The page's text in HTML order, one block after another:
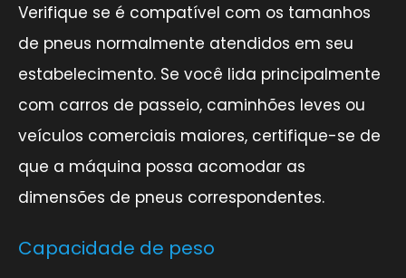
Verifique se é compatível com os tamanhos
de pneus normalmente atendidos em seu
estabelecimento. Se você lida principalmente
com carros de passeio, caminhões leves ou
veículos comerciais maiores, certifique-se de
que a máquina possa acomodar as
dimensões de pneus correspondentes.
Capacidade de peso